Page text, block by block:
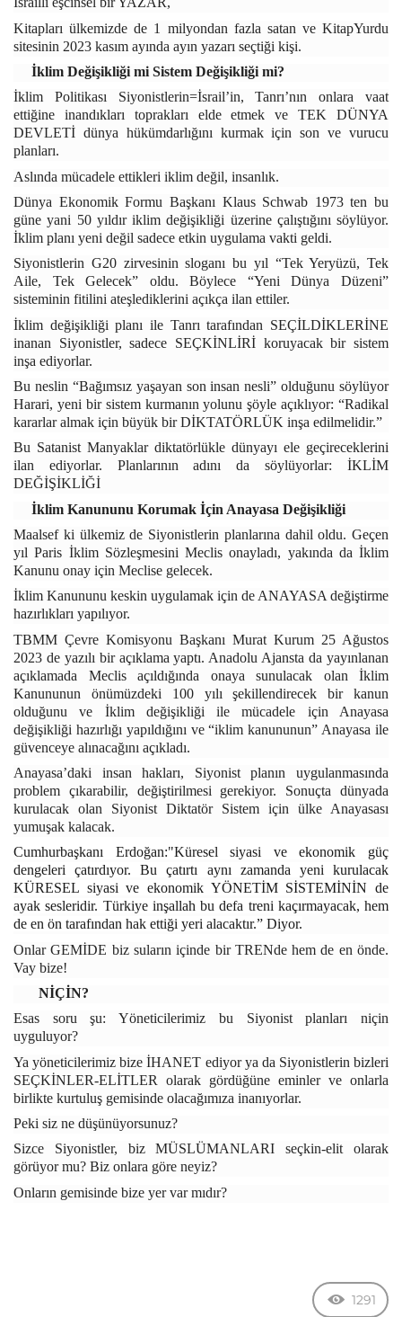
Kitapları ülkemizde de 1 milyondan fazla satan ve KitapYurdu
sitesinin 2023 kasım ayında ayın yazarı seçtiği kişi.
İklim Değişikliği mi Sistem Değişikliği mi?
İklim Politikası Siyonistlerin=İsrail’in, Tanrı’nın onlara vaat
ettiğine inandıkları toprakları elde etmek ve TEK DÜNYA
DEVLETİ dünya hükümdarlığını kurmak için son ve vurucu
planları.
Aslında mücadele ettikleri iklim değil, insanlık.
Dünya Ekonomik Formu Başkanı Klaus Schwab 1973 ten bu
güne yani 50 yıldır iklim değişikliği üzerine çalıştığını söylüyor.
İklim planı yeni değil sadece etkin uygulama vakti geldi.
Siyonistlerin G20 zirvesinin sloganı bu yıl “Tek Yeryüzü, Tek
Aile, Tek Gelecek” oldu. Böylece “Yeni Dünya Düzeni”
sisteminin fitilini ateşlediklerini açıkça ilan ettiler.
İklim değişikliği planı ile Tanrı tarafından SEÇİLDİKLERİNE
inanan Siyonistler, sadece SEÇKİNLİRİ koruyacak bir sistem
inşa ediyorlar.
Bu neslin “Bağımsız yaşayan son insan nesli” olduğunu söylüyor
Harari, yeni bir sistem kurmanın yolunu şöyle açıklıyor: “Radikal
kararlar almak için büyük bir DİKTATÖRLÜK inşa edilmelidir.”
Bu Satanist Manyaklar diktatörlükle dünyayı ele geçireceklerini
ilan ediyorlar. Planlarının adını da söylüyorlar: İKLİM
DEĞİŞİKLİĞİ
İklim Kanununu Korumak İçin Anayasa Değişikliği
Maalsef ki ülkemiz de Siyonistlerin planlarına dahil oldu. Geçen
yıl Paris İklim Sözleşmesini Meclis onayladı, yakında da İklim
Kanunu onay için Meclise gelecek.
İklim Kanununu keskin uygulamak için de ANAYASA değiştirme
hazırlıkları yapılıyor.
TBMM Çevre Komisyonu Başkanı Murat Kurum 25 Ağustos
2023 de yazılı bir açıklama yaptı. Anadolu Ajansta da yayınlanan
açıklamada Meclis açıldığında onaya sunulacak olan İklim
Kanununun önümüzdeki 100 yılı şekillendirecek bir kanun
olduğunu ve İklim değişikliği ile mücadele için Anayasa
değişikliği hazırlığı yapıldığını ve “iklim kanununun” Anayasa ile
güvenceye alınacağını açıkladı.
Anayasa’daki insan hakları, Siyonist planın uygulanmasında
problem çıkarabilir, değiştirilmesi gerekiyor. Sonuçta dünyada
kurulacak olan Siyonist Diktatör Sistem için ülke Anayasası
yumuşak kalacak.
Cumhurbaşkanı Erdoğan:"Küresel siyasi ve ekonomik güç
dengeleri çatırdıyor. Bu çatırtı aynı zamanda yeni kurulacak
KÜRESEL siyasi ve ekonomik YÖNETİM SİSTEMİNİN de
ayak sesleridir. Türkiye inşallah bu defa treni kaçırmayacak, hem
de en ön tarafından hak ettiği yeri alacaktır.” Diyor.
Onlar GEMİDE biz suların içinde bir TRENde hem de en önde.
Vay bize!
NİÇİN?
Esas soru şu: Yöneticilerimiz bu Siyonist planları niçin
uyguluyor?
Ya yöneticilerimiz bize İHANET ediyor ya da Siyonistlerin bizleri
SEÇKİNLER-ELİTLER olarak gördüğüne eminler ve onlarla
birlikte kurtuluş gemisinde olacağımıza inanıyorlar.
Peki siz ne düşünüyorsunuz?
Sizce Siyonistler, biz MÜSLÜMANLARI seçkin-elit olarak
görüyor mu? Biz onlara göre neyiz?
Onların gemisinde bize yer var mıdır?
1291